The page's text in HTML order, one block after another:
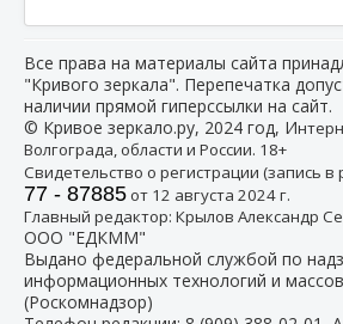
Все права на материалы сайта
"Кривого зеркала". Перепечатка
наличии прямой гиперссылки на сайт.
© Кривое зеркало.ру, 2024 год, И
Волгограда, области и России. 18+
Свидетельство о регистрации (запись в
77 - 87885от 12 августа 2024 г.
Главный редактор: Крылов Александр
ООО "ЕДКММ"
Выдано федеральной службой по
информационных технологий и
(Роскомнадзор)